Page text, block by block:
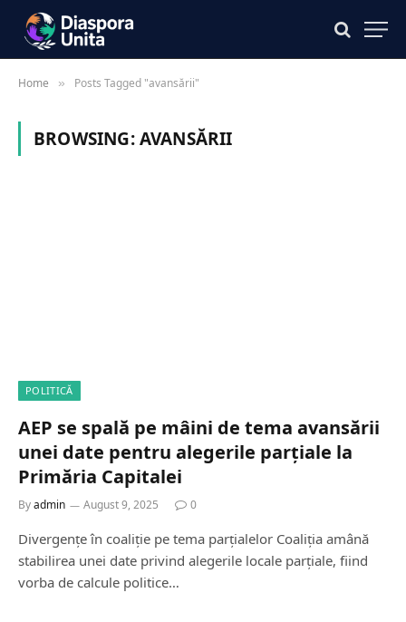
Home » Posts Tagged "avansării"
BROWSING:AVANSĂRII
POLITICĂ
AEP se spală pe mâini de tema avansării
unei date pentru alegerile parțiale la
Primăria Capitalei
Byadmin August 9, 2025 0
Divergențe în coaliție pe tema parțialelor Coaliția amână
stabilirea unei date privind alegerile locale parțiale, fiind
vorba de calcule politice…